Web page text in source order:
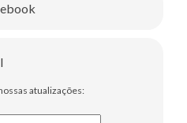
atualizações: